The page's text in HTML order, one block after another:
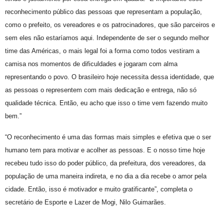
reconhecimento público das pessoas que representam a população,
como o prefeito, os vereadores e os patrocinadores, que são parceiros e
sem eles não estaríamos aqui. Independente de ser o segundo melhor
time das Américas, o mais legal foi a forma como todos vestiram a
camisa nos momentos de dificuldades e jogaram com alma
representando o povo. O brasileiro hoje necessita dessa identidade, que
as pessoas o representem com mais dedicação e entrega, não só
qualidade técnica. Então, eu acho que isso o time vem fazendo muito
bem.”
“O reconhecimento é uma das formas mais simples e efetiva que o ser
humano tem para motivar e acolher as pessoas. E o nosso time hoje
recebeu tudo isso do poder público, da prefeitura, dos vereadores, da
população de uma maneira indireta, e no dia a dia recebe o amor pela
cidade. Então, isso é motivador e muito gratificante”, completa o
secretário de Esporte e Lazer de Mogi, Nilo Guimarães.